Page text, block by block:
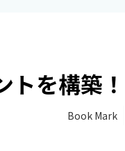
を構築！
Book Mark